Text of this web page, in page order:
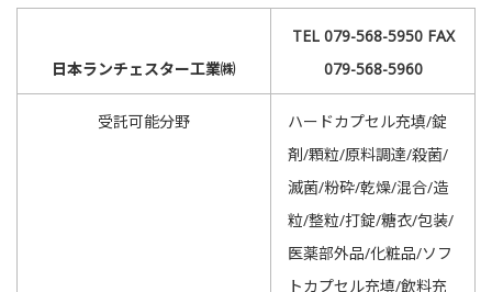
日本ランチェスター工業㈱
TEL 079-568-5950 FAX
079-568-5960
受託可能分野
ハードカプセル充填/錠
剤/顆粒/原料調達/殺菌/
滅菌/粉砕/乾燥/混合/造
粒/整粒/打錠/糖衣/包装/
医薬部外品/化粧品/ソフ
トカプセル充填/飲料充